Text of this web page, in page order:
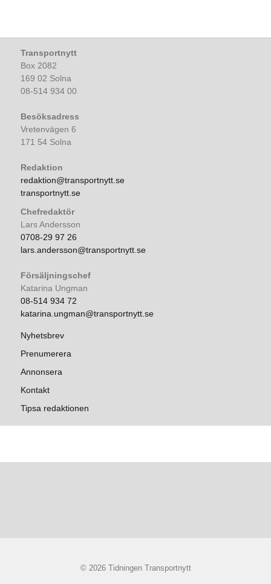
Transportnytt
Box 2082
169 02 Solna
08-514 934 00
Besöksadress
Vretenvägen 6
171 54 Solna
Redaktion
redaktion@transportnytt.se
transportnytt.se
Chefredaktör
Lars Andersson
0708-29 97 26
lars.andersson@transportnytt.se
Försäljningschef
Katarina Ungman
08-514 934 72
katarina.ungman@transportnytt.se
Nyhetsbrev
Prenumerera
Annonsera
Kontakt
Tipsa redaktionen
© 2026 Tidningen Transportnytt